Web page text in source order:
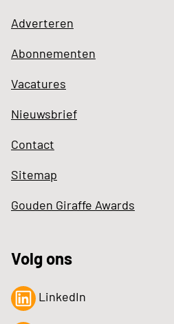
Adverteren
Abonnementen
Vacatures
Nieuwsbrief
Contact
Sitemap
Gouden Giraffe Awards
Volg ons
LinkedIn